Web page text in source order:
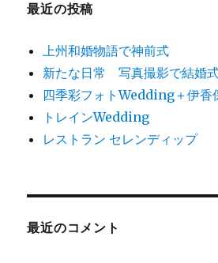
最近の投稿
上州和婚物語で神前式
新たな日常 写真撮影で結婚
四季彩フォトWedding＋伊香
トレインWedding
レストラン セレンディップ
最近のコメント